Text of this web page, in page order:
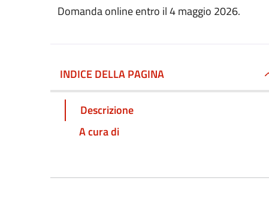
Domanda online entro il 4 maggio 2026.
INDICE DELLA PAGINA
Descrizione
A cura di